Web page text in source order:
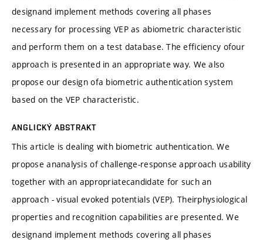
designand implement methods covering all phases
necessary for processing VEP as abiometric characteristic
and perform them on a test database. The efficiency ofour
approach is presented in an appropriate way. We also
propose our design ofa biometric authentication system
based on the VEP characteristic.
ANGLICKÝ ABSTRAKT
This article is dealing with biometric authentication. We
propose ananalysis of challenge-response approach usability
together with an appropriatecandidate for such an
approach - visual evoked potentials (VEP). Theirphysiological
properties and recognition capabilities are presented. We
designand implement methods covering all phases